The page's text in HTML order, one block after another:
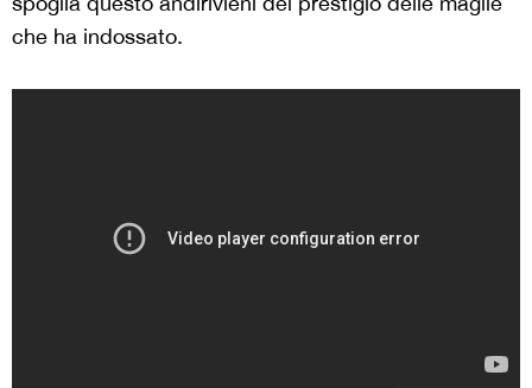
che ha indossato.